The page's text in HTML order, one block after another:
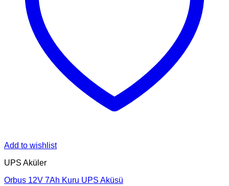
Add to wishlist
UPS Aküler
Orbus 12V 7Ah Kuru UPS Aküsü